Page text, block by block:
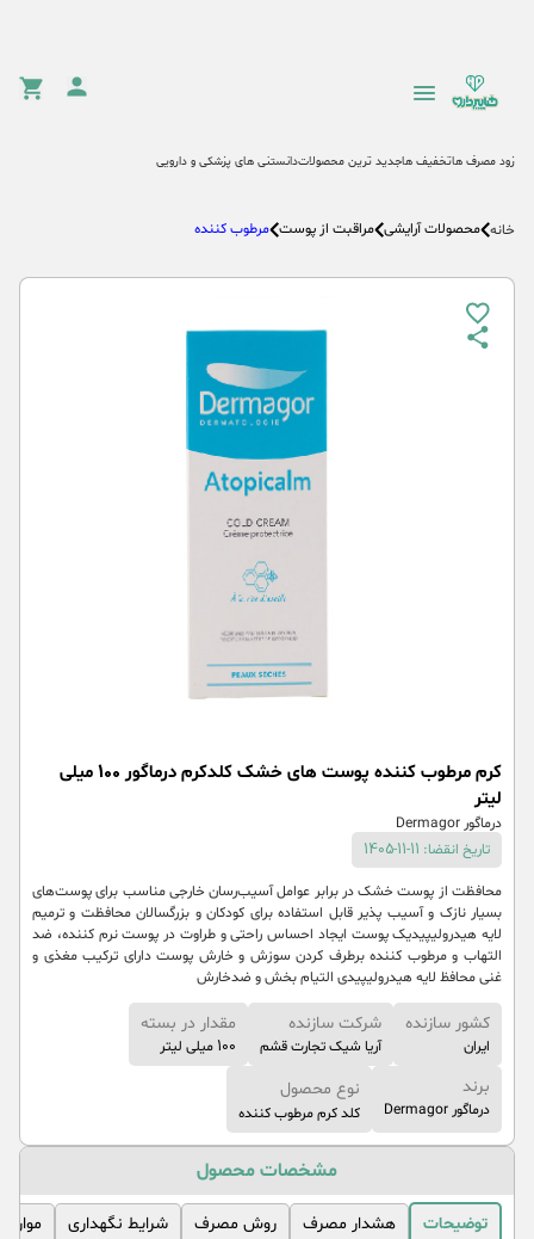
زود مصرف هاتخفیف هاجدید ترین محصولاتدانستنی های پزشکی و دارویی
خانه محصولات آرایشی مراقبت از پوست مرطوب کننده
کرم مرطوب کننده پوست های خشک کلدکرم درماگور 100 میلی
لیتر
درماگور Dermagor
تاریخ انقضا: 11-11-1405
محافظت از پوست ‌خشک در برابر عوامل آسیب‌رسان خارجی مناسب برای پوست‌های
بسیار نازک و آسیب پذیر قابل استفاده برای کودکان و بزرگسالان محافظت و ترمیم
لایه هیدرولیپیدیک پوست ایجاد احساس راحتی و طراوت در پوست نرم کننده، ضد
التهاب و مرطوب کننده برطرف کردن سوزش و خارش پوست دارای ترکیب مغذی و
غنی محافظ لایه هیدرولیپیدی التیام بخش و ضدخارش
کشور سازنده
ایران
شرکت سازنده
آریا شیک تجارت قشم
مقدار در بسته
100 میلی لیتر
برند
درماگور Dermagor
نوع محصول
کلد کرم مرطوب کننده
مشخصات محصول
توضیحات هشدار مصرف روش مصرف شرایط نگهداری